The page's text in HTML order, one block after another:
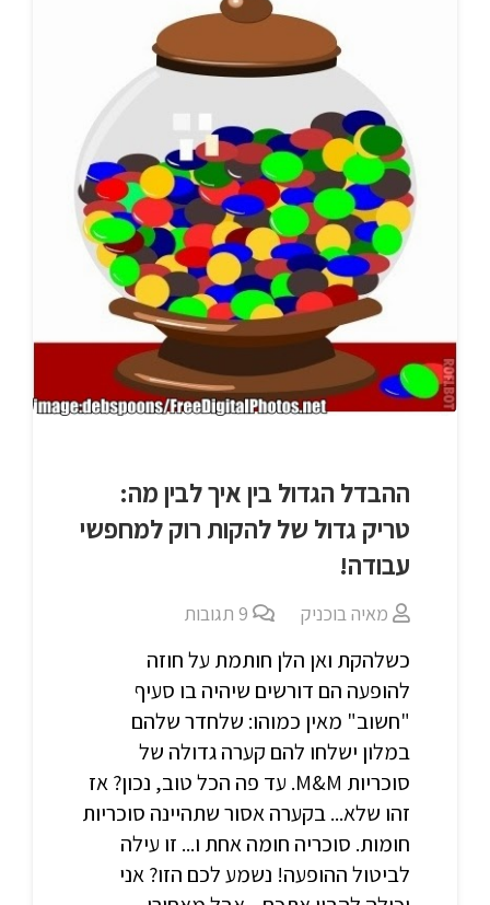
ההבדל הגדול בין איך לבין מה:
טריק גדול של להקות רוק למחפשי
עבודה!
מאיה בוכניק 9 תגובות
כשלהקת ואן הלן חותמת על חוזה
להופעה הם דורשים שיהיה בו סעיף
"חשוב" מאין כמוהו: שלחדר שלהם
במלון ישלחו להם קערה גדולה של
סוכריות M&M. עד פה הכל טוב, נכון? אז
זהו שלא... בקערה אסור שתהיינה סוכריות
חומות. סוכריה חומה אחת ו... זו עילה
לביטול ההופעה! נשמע לכם הזו? אני